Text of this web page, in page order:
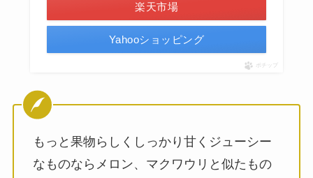
楽天市場
Yahooショッピング
ポチップ
もっと果物らしくしっかり甘くジューシー
なものならメロン、マクワウリと似たもの